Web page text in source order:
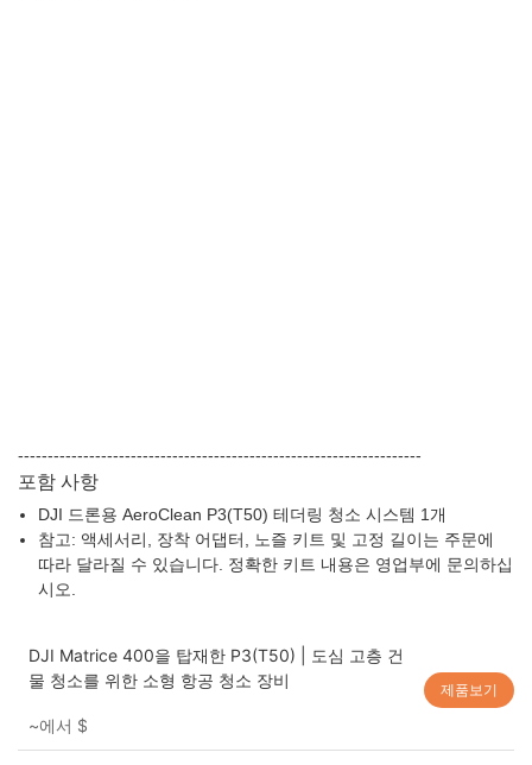
--------------------------------------------------------------------
포함 사항
DJI 드론용 AeroClean P3(T50) 테더링 청소 시스템 1개
참고: 액세서리, 장착 어댑터, 노즐 키트 및 고정 길이는 주문에
따라 달라질 수 있습니다. 정확한 키트 내용은 영업부에 문의하십
시오.
DJI Matrice 400을 탑재한 P3(T50) | 도심 고층 건
물 청소를 위한 소형 항공 청소 장비
~에서 $
제품보기